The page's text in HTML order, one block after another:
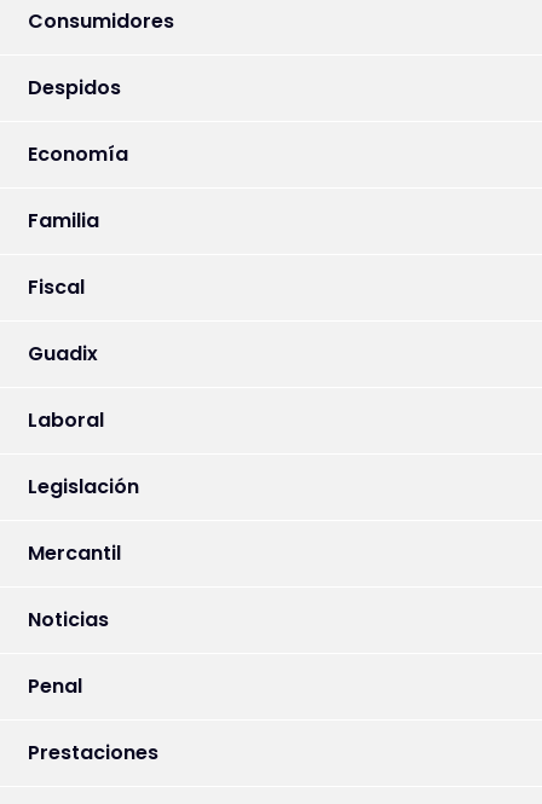
Consumidores
Despidos
Economía
Familia
Fiscal
Guadix
Laboral
Legislación
Mercantil
Noticias
Penal
Prestaciones